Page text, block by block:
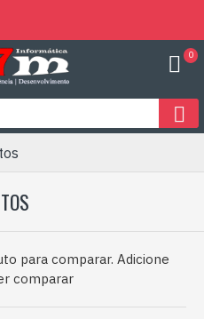
0
para comparar. Adicione
comparar